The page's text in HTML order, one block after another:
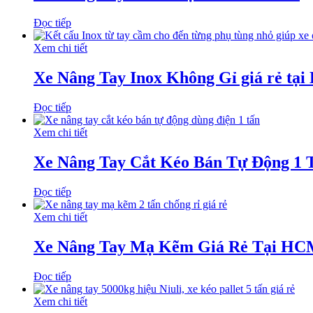
Đọc tiếp
Xem chi tiết
Xe Nâng Tay Inox Không Gỉ giá rẻ tại
Đọc tiếp
Xem chi tiết
Xe Nâng Tay Cắt Kéo Bán Tự Động 1
Đọc tiếp
Xem chi tiết
Xe Nâng Tay Mạ Kẽm Giá Rẻ Tại
Đọc tiếp
Xem chi tiết